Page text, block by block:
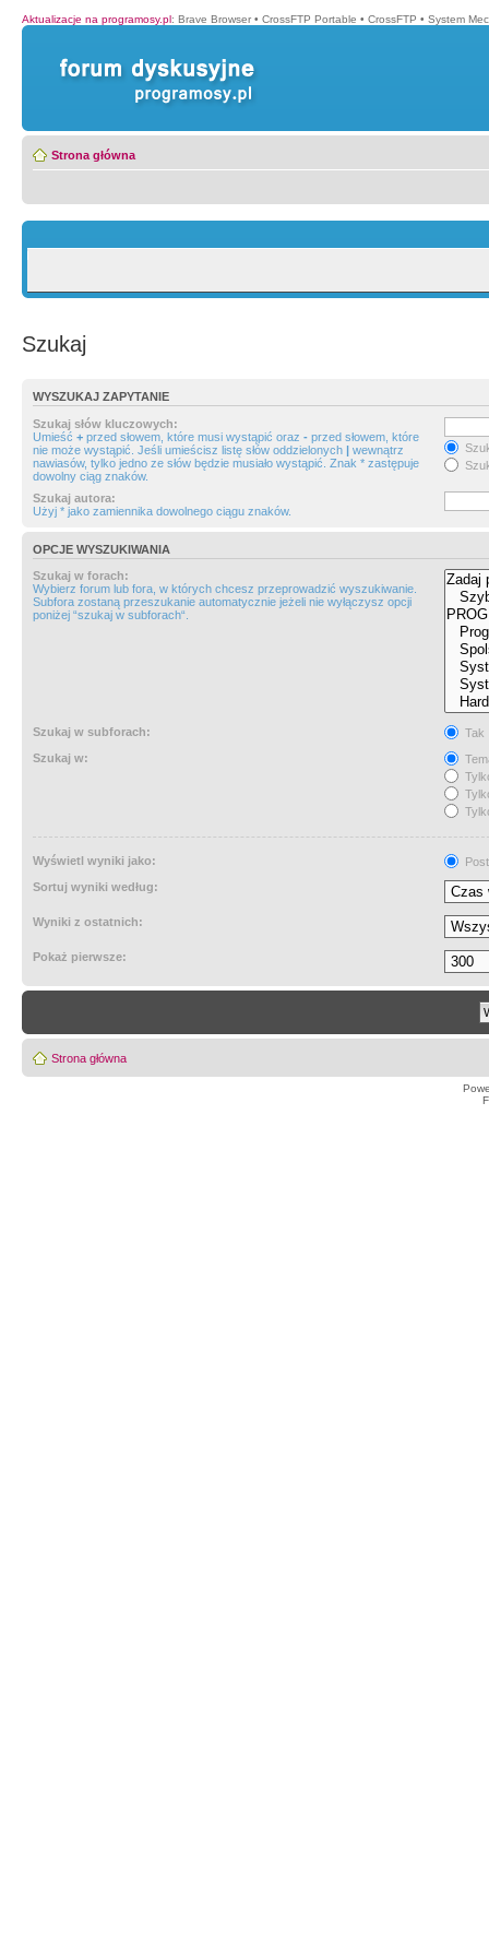
Aktualizacje na programosy.pl: Brave Browser • CrossFTP Portable • CrossFTP • System
Strona główna
Szukaj
WYSZUKAJ ZAPYTANIE
Szukaj słów kluczowych:
Umieść + przed słowem, które musi wystąpić oraz - przed słowem, które
nie może wystąpić. Jeśli umieścisz listę słów oddzielonych | wewnątrz
nawiasów, tylko jedno ze słów będzie musiało wystąpić. Znak * zastępuje
dowolny ciąg znaków.
Szukaj autora:
Użyj * jako zamiennika dowolnego ciągu znaków.
OPCJE WYSZUKIWANIA
Szukaj w forach:
Wybierz forum lub fora, w których chcesz przeprowadzić wyszukiwanie.
Subfora zostaną przeszukanie automatycznie jeżeli nie wyłączysz opcji
poniżej “szukaj w subforach“.
Szukaj w subforach:
Tak
Szukaj w:
Wyświetl wyniki jako:
Sortuj wyniki według:
Wyniki z ostatnich:
Pokaż pierwsze:
Strona główna